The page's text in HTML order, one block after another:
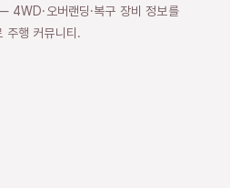
4WD·오버랜딩·복구 장비 정보를
주행 커뮤니티.